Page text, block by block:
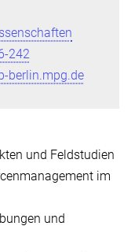
242
berlin.mpg.de
und Feldstudien
im
und